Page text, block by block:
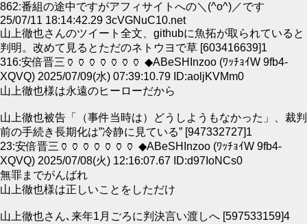
862:番組の途中ですがアフィサイトへの＼(^o^)／です
25/07/11 18:14:42.29 3cVGNuC10.net
山上徹也さんのツイート全文、githubに魚拓が取られていると
判明。改めて見るとただのネトウヨで草 [603416639]1
316:安倍晋三🏺🏺🏺🏺🏺🏺🏺 ◆ABeSHInzoo (ﾜｯﾁｮｲW 9fb4-
XQVQ) 2025/07/09(水) 07:39:10.79 ID:aoljKVMm0
山上徹也様は永遠のヒーローだから
山上徹也被告「（事件当時は）どうしようもなかった」、裁判
前の手続き長期化は”冷静に見ている” [947332727]1
23:安倍晋三🏺🏺🏺🏺🏺🏺🏺 ◆ABeSHInzoo (ﾜｯﾁｮｲW 9fb4-
XQVQ) 2025/07/08(火) 12:16:07.67 ID:d97IoNCs0
無罪までがんばれ
山上徹也様は正しいことをしただけ
山上徹也さん､来年1月ごろに判決言い渡しへ [597533159]4